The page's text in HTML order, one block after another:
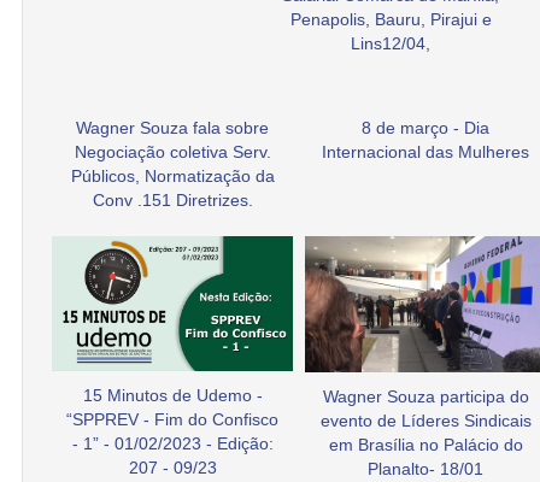
Penapolis, Bauru, Pirajui e
Lins12/04,
Wagner Souza fala sobre
Negociação coletiva Serv.
Públicos, Normatização da
Conv .151 Diretrizes.
8 de março - Dia
Internacional das Mulheres
15 Minutos de Udemo -
“SPPREV - Fim do Confisco
- 1” - 01/02/2023 - Edição:
207 - 09/23
Wagner Souza participa do
evento de Líderes Sindicais
em Brasília no Palácio do
Planalto- 18/01